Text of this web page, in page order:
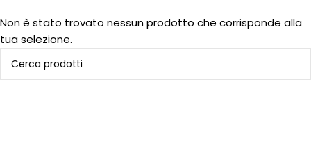
Non è stato trovato nessun prodotto che corrisponde alla
tua selezione.